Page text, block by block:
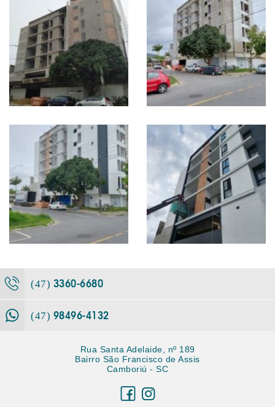
(47) 3360-6680
(47) 98496-4132
Rua Santa Adelaide, nº 189
Bairro São Francisco de Assis
Camboriú - SC